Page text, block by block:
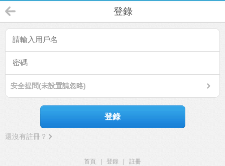
登錄
安全提問(未設置請忽略)
登錄
還沒有註冊？
首頁 登錄
註冊